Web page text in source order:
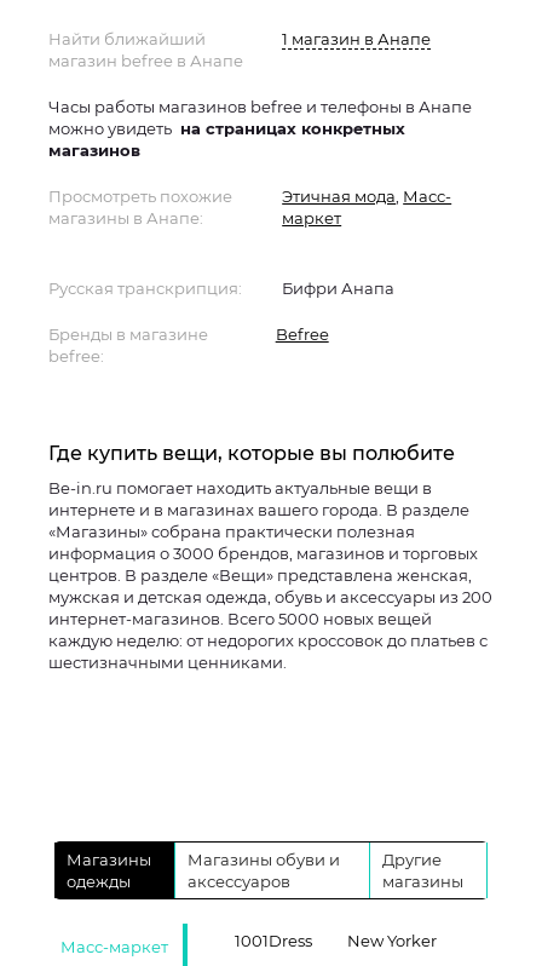
Найти ближайший
магазин befree в Анапе
1 магазин в Анапе
Часы работы магазинов befree и телефоны в Анапе
можно увидеть на страницах конкретных
магазинов
Просмотреть похожие
магазины в Анапе:
Этичная мода Масс-
маркет
Русская транскрипция: Бифри Анапа
Бренды в магазине
befree:
Befree
Где купить вещи, которые вы полюбите
Be-in.ru помогает находить актуальные вещи в
интернете и в магазинах вашего города. В разделе
«Магазины» собрана практически полезная
информация о 3000 брендов, магазинов и торговых
центров. В разделе «Вещи» представлена женская,
мужская и детская одежда, обувь и аксессуары из 200
интернет-магазинов. Всего 5000 новых вещей
каждую неделю: от недорогих кроссовок до платьев с
шестизначными ценниками.
Магазины
одежды
Магазины обуви и
аксессуаров
Другие
магазины
Масс-маркет
1001Dress
New Yorker